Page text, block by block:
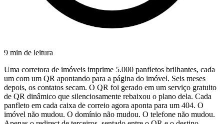
9 min de leitura
Uma corretora de imóveis imprime 5.000 panfletos brilhantes, cada
um com um QR apontando para a página do imóvel. Seis meses
depois, os contatos secam. O QR foi gerado em um serviço gratuito
de QR dinâmico que silenciosamente rebaixou o plano dela. Cada
panfleto em cada caixa de correio agora aponta para um 404. O
imóvel não mudou. O domínio não mudou. O telefone não mudou.